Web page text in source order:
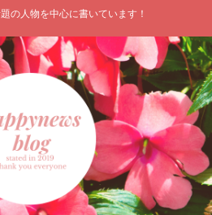
の人物を中心に書いています！